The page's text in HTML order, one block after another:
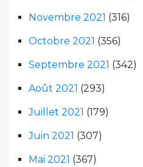
Novembre 2021 (316)
Octobre 2021 (356)
Septembre 2021 (342)
Août 2021 (293)
Juillet 2021 (179)
Juin 2021 (307)
Mai 2021 (367)